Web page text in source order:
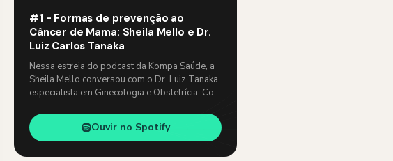
#1 - Formas de prevenção ao
Câncer de Mama: Sheila Mello e Dr.
Luiz Carlos Tanaka
Nessa estreia do podcast da Kompa Saúde, a
Sheila Mello conversou com o Dr. Luiz Tanaka,
especialista em Ginecologia e Obstetrícia. Com
Ouvir no Spotify